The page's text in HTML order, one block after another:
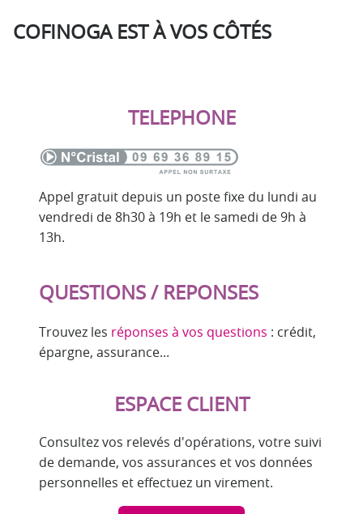
COFINOGA EST À VOS CÔTÉS
TELEPHONE
Appel gratuit depuis un poste fixe du lundi au
vendredi de 8h30 à 19h et le samedi de 9h à
13h.
QUESTIONS / REPONSES
Trouvez les réponses à vos questions : crédit,
épargne, assurance...
ESPACE CLIENT
Consultez vos relevés d'opérations, votre suivi
de demande, vos assurances et vos données
personnelles et effectuez un virement.